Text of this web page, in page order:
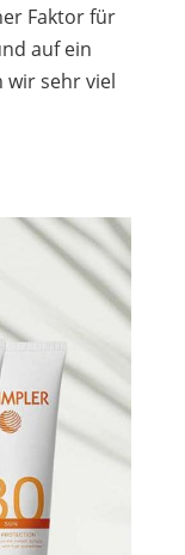
Faktor für
auf ein
wir sehr viel